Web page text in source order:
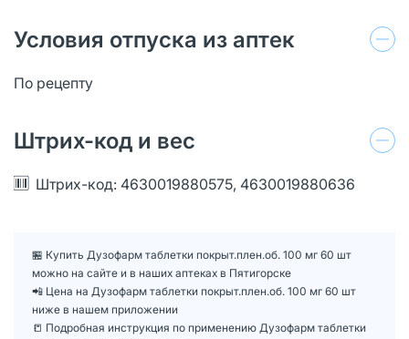
Условия отпуска из аптек
По рецепту
Штрих-код и вес
Штрих-код: 4630019880575, 4630019880636
🏪 Купить Дузофарм таблетки покрыт.плен.об. 100 мг 60 шт
можно на сайте и в наших аптеках в Пятигорске
📲 Цена на Дузофарм таблетки покрыт.плен.об. 100 мг 60 шт
ниже в нашем приложении
📒 Подробная инструкция по применению Дузофарм таблетки